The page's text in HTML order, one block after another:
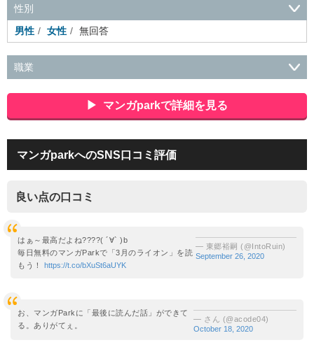
性別
男性
女性 無回答
職業
広告・マスコミ
接客・小売・流通・外食・食
品
アミューズメント・エンターテイメント・ゲーム関連
美
ダル・葬祭
メディア職
クリエイティブ・デザイン・映像・
音響
芸能・イベント・コンパニオン
導体・制御）
警備・交通・建築・土木技術職
ス
ービス
コールセンター マーケティング・企画
製造業
専業主婦（夫）
営業
マンガparkで詳細を見る
マンガparkへのSNS口コミ評価
良い点の口コミ
はぁ～最高だよね????( ´∀` )b
毎日無料のマンガParkで「3月のライオン」を読
もう！ https://t.co/bXuSt6aUYK
— 東郷裕嗣 (@IntoRuin)
September 26, 2020
お、マンガParkに「最後に読んだ話」ができて
る。ありがてぇ。
— さん (@acode04)
October 18, 2020